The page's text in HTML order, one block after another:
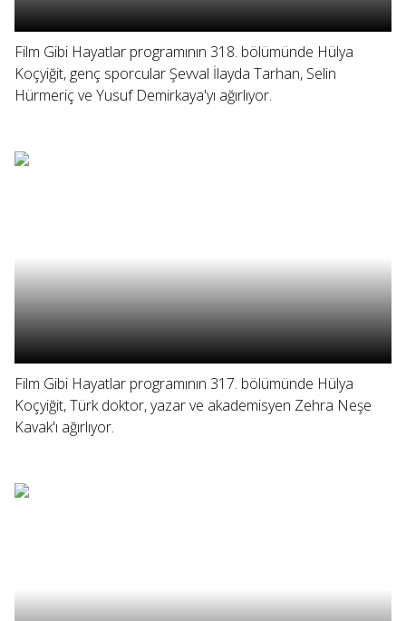
Film Gibi Hayatlar programının 318. bölümünde Hülya
Koçyiğit, genç sporcular Şevval İlayda Tarhan, Selin
Hürmeriç ve Yusuf Demirkaya'yı ağırlıyor.
Film Gibi Hayatlar programının 317. bölümünde Hülya
Koçyiğit, Türk doktor, yazar ve akademisyen Zehra Neşe
Kavak'ı ağırlıyor.